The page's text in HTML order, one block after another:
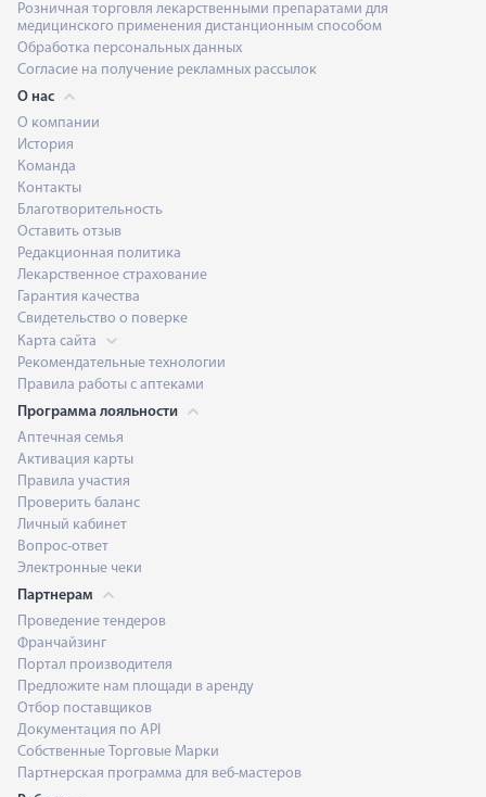
Розничная торговля лекарственными препаратами для
медицинского применения дистанционным способом
Обработка персональных данных
Согласие на получение рекламных рассылок
О нас
О компании
История
Команда
Контакты
Благотворительность
Оставить отзыв
Редакционная политика
Лекарственное страхование
Гарантия качества
Свидетельство о поверке
Карта сайта
Рекомендательные технологии
Правила работы с аптеками
Программа лояльности
Аптечная семья
Активация карты
Правила участия
Проверить баланс
Личный кабинет
Вопрос-ответ
Электронные чеки
Партнерам
Проведение тендеров
Франчайзинг
Портал производителя
Предложите нам площади в аренду
Отбор поставщиков
Документация по API
Собственные Торговые Марки
Партнерская программа для веб-мастеров